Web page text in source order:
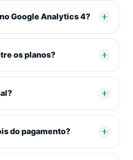
Google Analytics 4?
os planos?
do pagamento?